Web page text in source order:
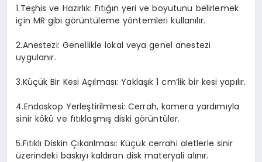
1.Teşhis ve Hazırlık: Fıtığın yeri ve boyutunu belirlemek
için MR gibi görüntüleme yöntemleri kullanılır.
2.Anestezi: Genellikle lokal veya genel anestezi
uygulanır.
3.Küçük Bir Kesi Açılması: Yaklaşık 1 cm’lik bir kesi yapılır.
4.Endoskop Yerleştirilmesi: Cerrah, kamera yardımıyla
sinir kökü ve fıtıklaşmış diski görüntüler.
5.Fıtıklı Diskin Çıkarılması: Küçük cerrahi aletlerle sinir
üzerindeki baskıyı kaldıran disk materyali alınır.